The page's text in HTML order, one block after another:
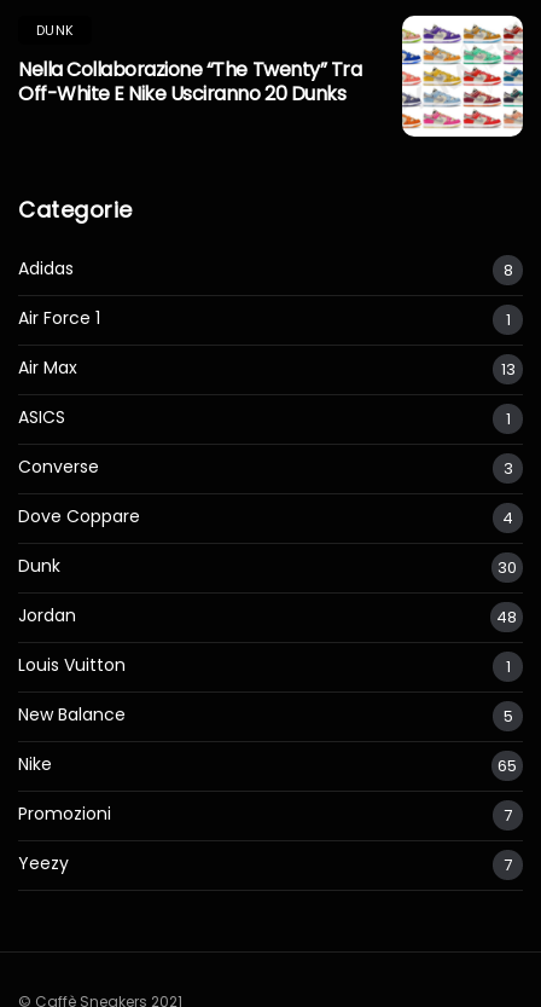
DUNK
Nella Collaborazione “The Twenty” Tra
Off-White E Nike Usciranno 20 Dunks
Categorie
Adidas 8
Air Force 1 1
Air Max 13
ASICS 1
Converse 3
Dove Coppare 4
Dunk 30
Jordan 48
Louis Vuitton 1
New Balance 5
Nike 65
Promozioni 7
Yeezy 7
© Caffè Sneakers 2021